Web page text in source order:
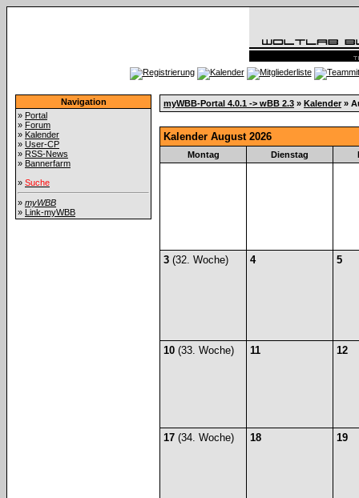
Navigation
» Portal
» Forum
» Kalender
» User-CP
» RSS-News
» Bannerfarm
» Suche
» myWBB
» Link-myWBB
myWBB-Portal 4.0.1 -> wBB 2.3 » Kalender »
Kalender August 2026
Montag Dienstag
3 (32. Woche) 4 5
10 (33. Woche) 11 12
17 (34. Woche) 18 19